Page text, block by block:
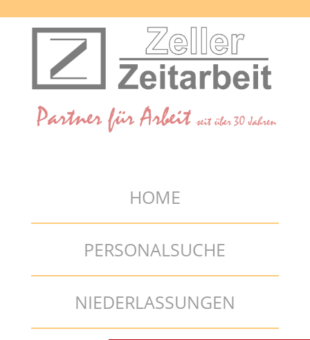
HOME
PERSONALSUCHE
NIEDERLASSUNGEN